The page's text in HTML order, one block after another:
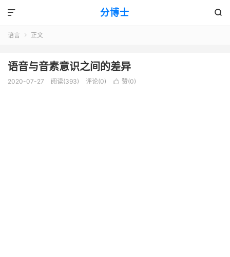
分博士 

语言  正文
语音与音素意识之间的差异
2020-07-27 阅读(393) 评论(0)  赞(0)